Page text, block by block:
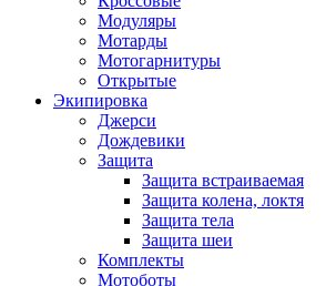
Модуляры
Мотарды
Мотогарнитуры
Открытые
Экипировка
Джерси
Дождевики
Защита
Защита встраиваемая
Защита колена, локтя
Защита тела
Защита шеи
Комплекты
Мотоботы